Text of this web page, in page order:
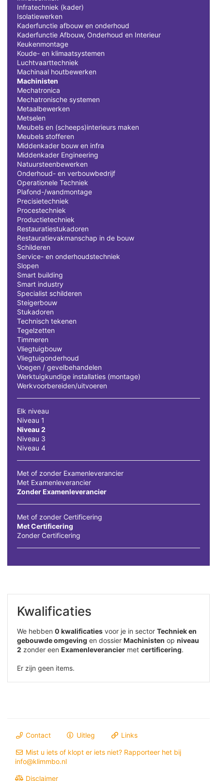
Infratechniek (kader)
Isolatiewerken
Kaderfunctie afbouw en onderhoud
Kaderfunctie Afbouw, Onderhoud en Interieur
Keukenmontage
Koude- en klimaatsystemen
Luchtvaarttechniek
Machinaal houtbewerken
Machinisten
Mechatronica
Mechatronische systemen
Metaalbewerken
Metselen
Meubels en (scheeps)interieurs maken
Meubels stofferen
Middenkader bouw en infra
Middenkader Engineering
Natuursteenbewerken
Onderhoud- en verbouwbedrijf
Operationele Techniek
Plafond-/wandmontage
Precisietechniek
Procestechniek
Productietechniek
Restauratiestukadoren
Restauratievakmanschap in de bouw
Schilderen
Service- en onderhoudstechniek
Slopen
Smart building
Smart industry
Specialist schilderen
Steigerbouw
Stukadoren
Technisch tekenen
Tegelzetten
Timmeren
Vliegtuigbouw
Vliegtuigonderhoud
Voegen / gevelbehandelen
Werktuigkundige installaties (montage)
Werkvoorbereiden/uitvoeren
Elk niveau
Niveau 1
Niveau 2
Niveau 3
Niveau 4
Met of zonder Examenleverancier
Met Examenleverancier
Zonder Examenleverancier
Met of zonder Certificering
Met Certificering
Zonder Certificering
Kwalificaties
We hebben 0 kwalificaties voor je in sector Techniek en
gebouwde omgeving en dossier Machinisten op niveau
2 zonder een Examenleverancier met certificering.
Er zijn geen items.
Contact Uitleg Links
Mist u iets of klopt er iets niet? Rapporteer het bij
info@klimmbo.nl
Disclaimer